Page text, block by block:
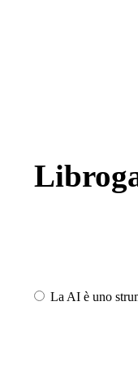
La AI è uno